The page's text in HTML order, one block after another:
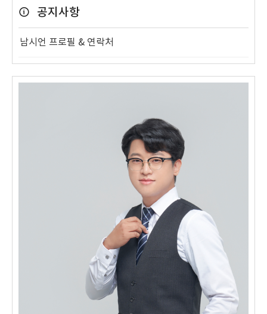
공지사항
남시언 프로필 & 연락처